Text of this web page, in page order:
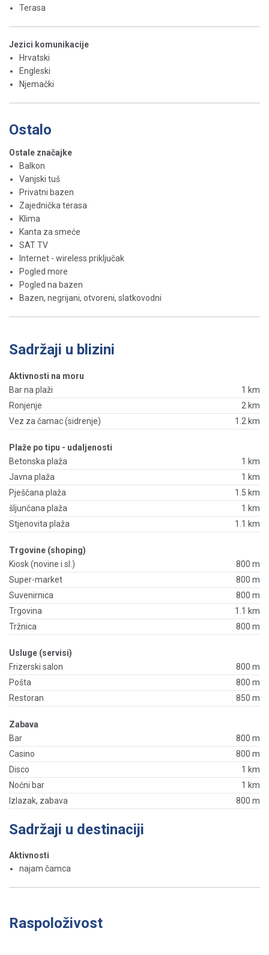
Terasa
Jezici komunikacije
Hrvatski
Engleski
Njemački
Ostalo
Ostale značajke
Balkon
Vanjski tuš
Privatni bazen
Zajednička terasa
Klima
Kanta za smeće
SAT TV
Internet - wireless priključak
Pogled more
Pogled na bazen
Bazen, negrijani, otvoreni, slatkovodni
Sadržaji u blizini
Aktivnosti na moru
Bar na plaži
1 km
Ronjenje
2 km
Vez za čamac (sidrenje)
1.2 km
Plaže po tipu - udaljenosti
Betonska plaža
1 km
Javna plaža
1 km
Pješčana plaža
1.5 km
šljunčana plaža
1 km
Stjenovita plaža
1.1 km
Trgovine (shoping)
Kiosk (novine i sl.)
800 m
Super-market
800 m
Suvenirnica
800 m
Trgovina
1.1 km
Tržnica
800 m
Usluge (servisi)
Frizerski salon
800 m
Pošta
800 m
Restoran
850 m
Zabava
Bar
800 m
Casino
800 m
Disco
1 km
Noćni bar
1 km
Izlazak, zabava
800 m
Sadržaji u destinaciji
Aktivnosti
najam čamca
Raspoloživost